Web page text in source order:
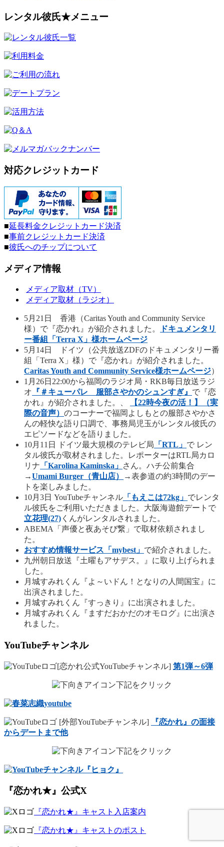
レンタル彼氏★メニュー
対応クレジットカード
■延長料金クレジットカード決済
■事前クレジットカード決済
■彼氏へのチップについて
メディア情報
メディア取材（TV）
メディア取材（ラジオ）
5月21日 香港（Caritas Youth and Community Service
様）で『恋かれ』が紹介されました。
ドキュメンタリ
ー番組「Terra X」様ホームページ
5月14日 ドイツ（公共放送ZDFのドキュメンタリー番
組「Terra X」様）で『恋かれ』が紹介されました。
Caritas Youth and Community Service様ホームページ）
1月26日22:00から福岡のラジオ局・RKB毎日放送ラジ
オ 『＃キューパレ 服部さやかのシュンすぎ』 で『恋
かれ』が紹介されました。、
【22時今夜の活！】（実
際の音声） のコーナーで福岡よしもとの服部さやかさ
んの軽快な語り口調で、事務局児玉がレンタル彼氏の
エピソードなどを語りました。
10月11日 ドイツ最大規模のテレビ局 「RTL」 で レン
タル彼氏が取材されました。レポーターはRTL局カロ
リナ 「Karolina Kaminska」 さん。ハチ公前集合
→Umami Burger（青山店）
→表参道の約3時間のデー
トを楽しみました。
10月3日 YouTubeチャンネル 「もえこは72kg」 でレンタ
ル彼氏をご利用いただきました。大阪海遊館デートで
立花理(27) くんがレンタルされました。
ABEMA「声優と夜あそび繋」で取材依頼されまし
た。
おすすめ情報サービス「mybest」 で紹介されました。
九州朝日放送『土曜もアサデス。』に取り上げられま
した。
月城すみれくん『よ～いドん！となりの人間国宝』に
出演されました。
月城すみれくん『すっきり』に出演されました。
月城すみれくん『ますだおかだのオモログ』に出演さ
れました。
YouTubeチャンネル
[恋かれ公式YouTubeチャンネル] 第1弾～6弾
下記をクリック
[外部YouTubeチャンネル]
『恋かれ』の面接
からデートまで他
下記をクリック
『恋かれ★』公式X
『恋かれ★』キャスト入店案内
『恋かれ★』キャストのポスト